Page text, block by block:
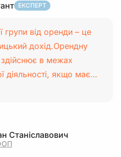
ЕКСПЕРТ
від оренди – це
дохід.Орендну
в межах
діяльності, якщо має…
Станіславович